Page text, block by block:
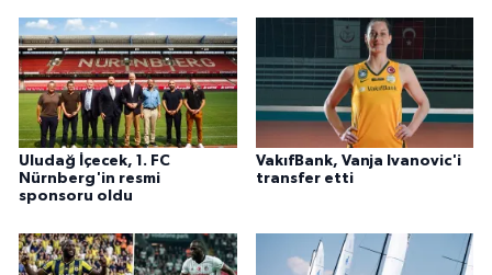
Uludağ İçecek, 1. FC
Nürnberg'in resmi
sponsoru oldu
VakıfBank, Vanja Ivanovic'i
transfer etti